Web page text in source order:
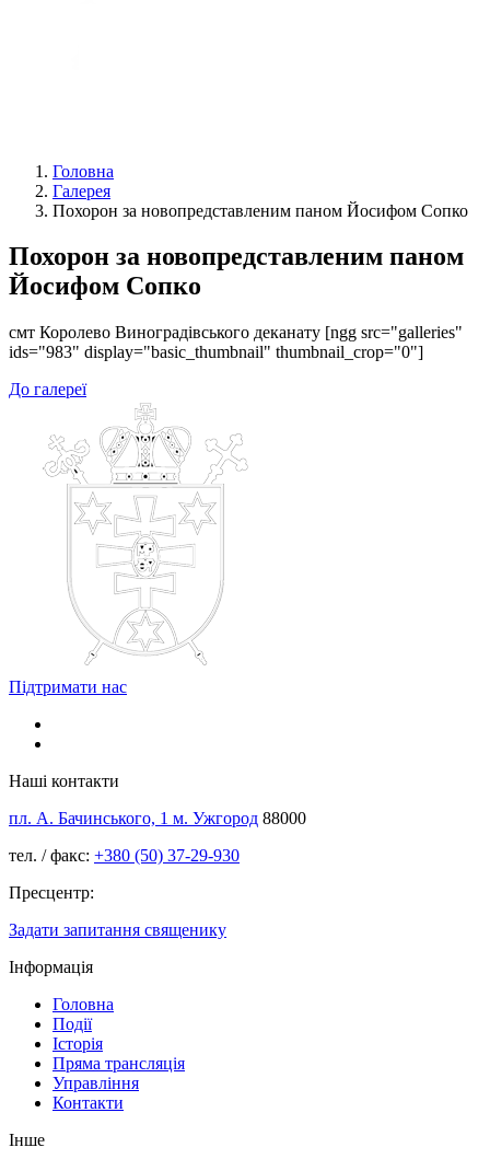
Головна
Галерея
Похорон за новопредставленим паном Йосифом Сопко
Похорон за новопредставленим паном
Йосифом Сопко
смт Королево Виноградівського деканату [ngg src="galleries"
ids="983" display="basic_thumbnail" thumbnail_crop="0"]
До галереї
Підтримати нас
Наші контакти
пл. А. Бачинського, 1 м. Ужгород 88000
тел. / факс: +380 (50) 37-29-930
Пресцентр:
Задати запитання священику
Інформація
Головна
Події
Історія
Пряма трансляція
Управління
Контакти
Інше